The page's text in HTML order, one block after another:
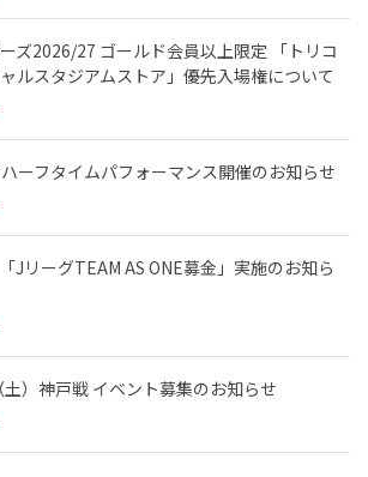
ズ2026/27 ゴールド会員以上限定 「トリコ
ルスタジアムストア」優先入場権について
ーフタイムパフォーマンス開催のお知らせ
JリーグTEAM AS ONE募金」実施のお知ら
土）神戸戦 イベント募集のお知らせ